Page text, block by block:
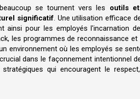
se tournent vers les outils
significatif. Une utilisation efficace
ainsi pour les employés l'incarnation
les programmes de reconnaissance et
environnement où les employés se
dans le façonnement intentionnel
qui encouragent le